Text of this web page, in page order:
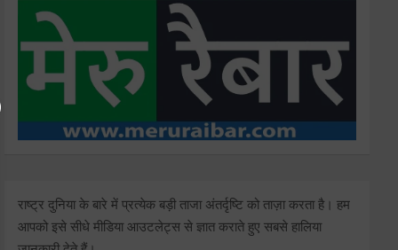
राष्ट्र दुनिया के बारे में प्रत्येक बड़ी ताजा अंतर्दृष्टि को ताज़ा करता है। हम
आपको इसे सीधे मीडिया आउटलेट्स से ज्ञात कराते हुए सबसे हालिया